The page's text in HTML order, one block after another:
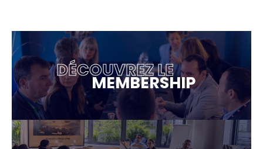
DÉCOUVREZ LE
MEMBERSHIP